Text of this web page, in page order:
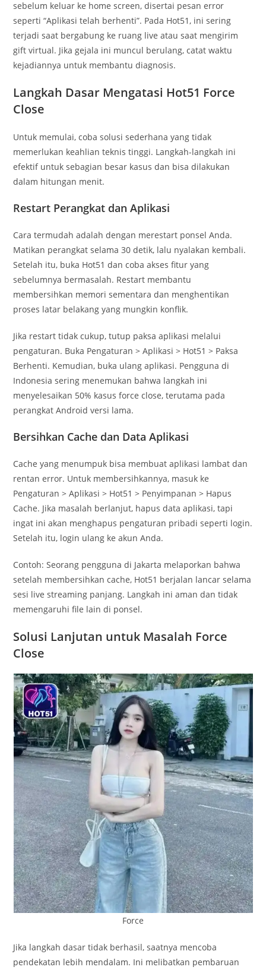
sebelum keluar ke home screen, disertai pesan error
seperti “Aplikasi telah berhenti”. Pada Hot51, ini sering
terjadi saat bergabung ke ruang live atau saat mengirim
gift virtual. Jika gejala ini muncul berulang, catat waktu
kejadiannya untuk membantu diagnosis.
Langkah Dasar Mengatasi Hot51 Force
Close
Untuk memulai, coba solusi sederhana yang tidak
memerlukan keahlian teknis tinggi. Langkah-langkah ini
efektif untuk sebagian besar kasus dan bisa dilakukan
dalam hitungan menit.
Restart Perangkat dan Aplikasi
Cara termudah adalah dengan merestart ponsel Anda.
Matikan perangkat selama 30 detik, lalu nyalakan kembali.
Setelah itu, buka Hot51 dan coba akses fitur yang
sebelumnya bermasalah. Restart membantu
membersihkan memori sementara dan menghentikan
proses latar belakang yang mungkin konflik.
Jika restart tidak cukup, tutup paksa aplikasi melalui
pengaturan. Buka Pengaturan > Aplikasi > Hot51 > Paksa
Berhenti. Kemudian, buka ulang aplikasi. Pengguna di
Indonesia sering menemukan bahwa langkah ini
menyelesaikan 50% kasus force close, terutama pada
perangkat Android versi lama.
Bersihkan Cache dan Data Aplikasi
Cache yang menumpuk bisa membuat aplikasi lambat dan
rentan error. Untuk membersihkannya, masuk ke
Pengaturan > Aplikasi > Hot51 > Penyimpanan > Hapus
Cache. Jika masalah berlanjut, hapus data aplikasi, tapi
ingat ini akan menghapus pengaturan pribadi seperti login.
Setelah itu, login ulang ke akun Anda.
Contoh: Seorang pengguna di Jakarta melaporkan bahwa
setelah membersihkan cache, Hot51 berjalan lancar selama
sesi live streaming panjang. Langkah ini aman dan tidak
memengaruhi file lain di ponsel.
Solusi Lanjutan untuk Masalah Force
Close
Force
Jika langkah dasar tidak berhasil, saatnya mencoba
pendekatan lebih mendalam. Ini melibatkan pembaruan